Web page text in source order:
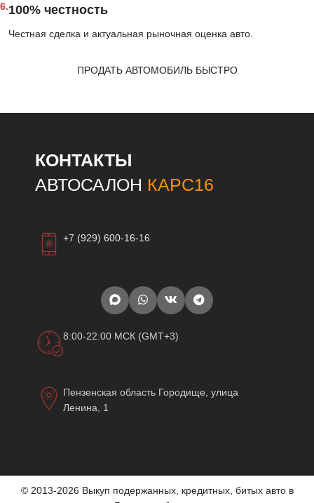
6.100% честность
Честная сделка и актуальная рыночная оценка авто.
ПРОДАТЬ АВТОМОБИЛЬ БЫСТРО
КОНТАКТЫ
АВТОСАЛОН КАРС16
+7 (929) 600-16-16
8:00-22:00 МСК (GMT+3)
Пензенская область Городище, улица
Ленина, 1
© 2013-2026 Выкуп подержанных, кредитных, битых авто в